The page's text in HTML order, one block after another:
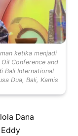
ketika menjadi
Conference and
Bali International
Dua, Bali, Kamis
Dana
Eddy